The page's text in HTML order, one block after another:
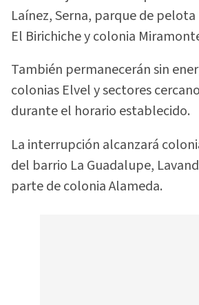
Laínez, Serna, parque de
El Birichiche y colonia
También permanecerán sin
colonias Elvel y sectores
durante el horario establecido.
La interrupción alcanzará
del barrio La Guadalupe,
parte de colonia Alameda.